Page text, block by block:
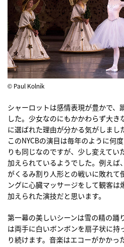
© Paul Kolnik
シャーロットは感情表現が豊かで、
した。少女なのにもかかわらず大
に選ばれた理由が分かる気がしまし
このNYCBの演目は毎年のように何
りも同じなのですが、少し変えてい
加えられているようでした。例えば
がくるみ割り人形との戦いに敗れて
ングに心臓マッサージをして観客は
加えられた演技だと思います。
第一幕の美しいシーンは雪の精の踊
は両手に白いボンボンを扇子状に持
り続けます。音楽はエコーがかかっ